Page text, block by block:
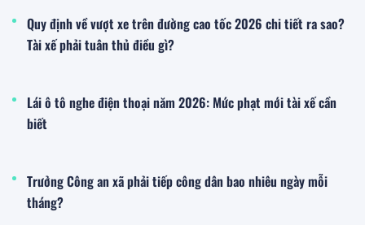
Quy định về vượt xe trên đường cao tốc 2026 chi tiết ra sao?
Tài xế phải tuân thủ điều gì?
Lái ô tô nghe điện thoại năm 2026: Mức phạt mới tài xế cần
biết
Trưởng Công an xã phải tiếp công dân bao nhiêu ngày mỗi
tháng?